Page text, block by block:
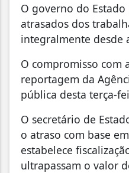
O governo do
atrasados dos
integralmente desde
O compromisso com
reportagem da
pública desta terça-
O secretário de
o atraso com base
estabelece
ultrapassam o valor